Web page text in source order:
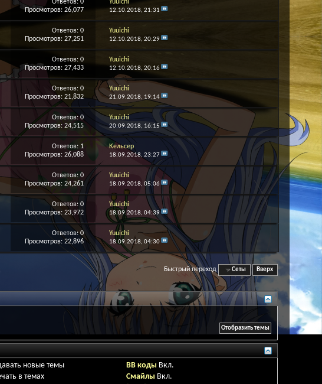
Ответов: 0
Просмотров: 26,077
Yuuichi
12.10.2018,21:31
Ответов: 0
Просмотров: 27,251
Yuuichi
12.10.2018,20:29
Ответов: 0
Просмотров: 27,433
Yuuichi
12.10.2018,20:16
Ответов: 0
Просмотров: 21,832
Yuuichi
21.09.2018, 19:14
Ответов: 0
Просмотров: 24,515
Yuuichi
20.09.2018, 16:15
Ответов: 1
Просмотров: 26,088
Кельсер
18.09.2018,23:27
Ответов: 0
Просмотров: 24,261
Yuuichi
18.09.2018,05:06
Ответов: 0
Просмотров: 23,972
Yuuichi
18.09.2018,04:39
Ответов:0
Просмотров: 22,896
Yuuichi
18.09.2018,04:30
Быстрый переход Сеты Вверх
новые темы
в темах
BB коды Вкл.
Смайлы Вкл.